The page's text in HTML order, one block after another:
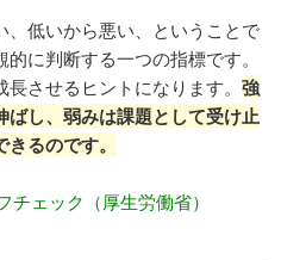
低いから悪い、ということで
に判断する一つの指標です。
させるヒントになります。 強
し、弱みは課題として受け止
るのです。
ェック（厚生労働省）